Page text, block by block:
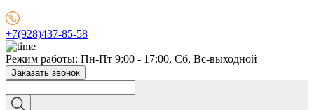
+7(928)437-85-58
Режим работы: Пн-Пт 9:00 - 17:00, Сб, Вс-выходной
Заказать звонок